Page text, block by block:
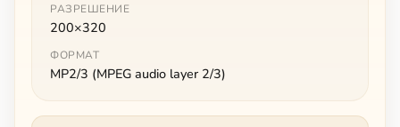
РАЗРЕШЕНИЕ
200×320
ФОРМАТ
MP2/3 (MPEG audio layer 2/3)